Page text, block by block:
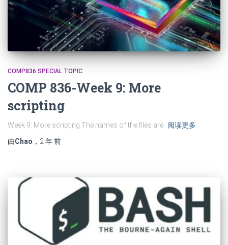
COMP836 SPECIAL TOPIC
COMP 836-Week 9: More
scripting
Week 9: More scripting The names of the files are 阅读更多
由Chao ， 2 年前